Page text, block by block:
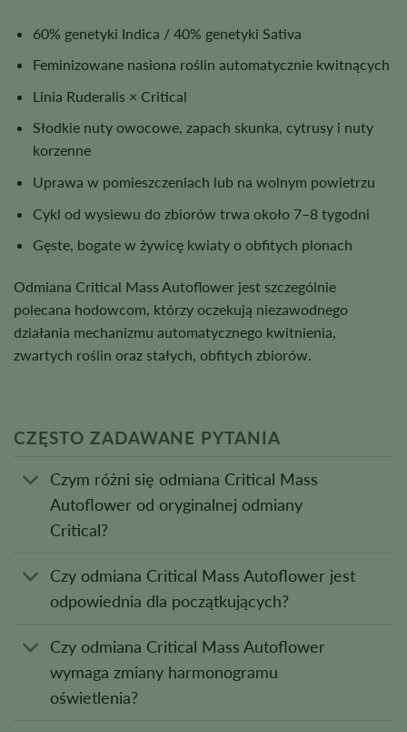
60% genetyki Indica / 40% genetyki Sativa
Feminizowane nasiona roślin automatycznie kwitnących
Linia Ruderalis × Critical
Słodkie nuty owocowe, zapach skunka, cytrusy i nuty
korzenne
Uprawa w pomieszczeniach lub na wolnym powietrzu
Cykl od wysiewu do zbiorów trwa około 7–8 tygodni
Gęste, bogate w żywicę kwiaty o obfitych plonach
Odmiana Critical Mass Autoflower jest szczególnie
polecana hodowcom, którzy oczekują niezawodnego
działania mechanizmu automatycznego kwitnienia,
zwartych roślin oraz stałych, obfitych zbiorów.
CZĘSTO ZADAWANE PYTANIA
Czym różni się odmiana Critical Mass
Autoflower od oryginalnej odmiany
Critical?
Czy odmiana Critical Mass Autoflower jest
odpowiednia dla początkujących?
Czy odmiana Critical Mass Autoflower
wymaga zmiany harmonogramu
oświetlenia?